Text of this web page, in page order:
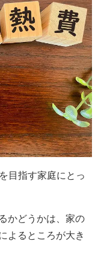
目指す家庭にとっ
かどうかは、家の
よるところが大き